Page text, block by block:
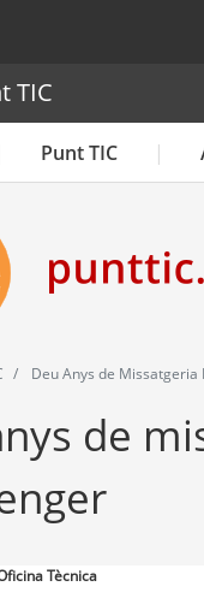
TIC
Punt TIC
Deu Anys de
de
Tècnica